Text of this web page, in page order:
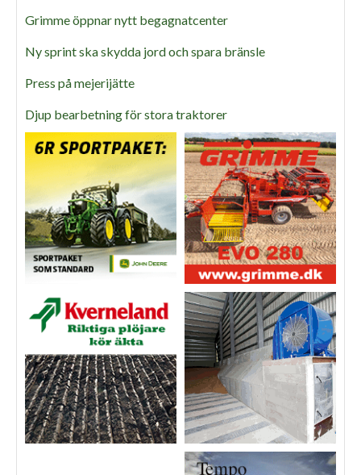
Grimme öppnar nytt begagnatcenter
Ny sprint ska skydda jord och spara bränsle
Press på mejerijätte
Djup bearbetning för stora traktorer